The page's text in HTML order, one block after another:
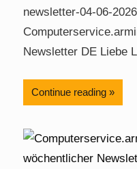
newsletter-04-06-
Newsletter DE Liebe
Continue reading